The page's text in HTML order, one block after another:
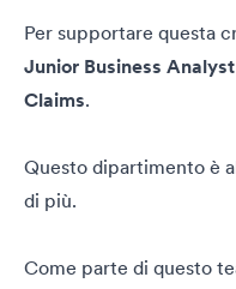
Per supportare questa
Junior Business Analyst
Claims.
Questo dipartimento è
di più.
Come parte di questo